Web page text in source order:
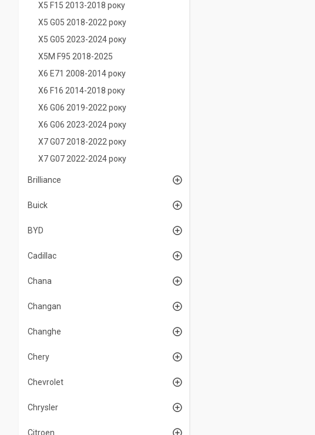
X5 F15 2013-2018 року
X5 G05 2018-2022 року
X5 G05 2023-2024 року
X5M F95 2018-2025
X6 E71 2008-2014 року
X6 F16 2014-2018 року
X6 G06 2019-2022 року
X6 G06 2023-2024 року
X7 G07 2018-2022 року
X7 G07 2022-2024 року
Brilliance
Buick
BYD
Cadillac
Chana
Changan
Changhe
Chery
Chevrolet
Chrysler
Citroen